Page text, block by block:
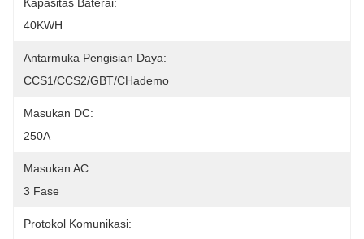
40KWH
Antarmuka Pengisian Daya:
CCS1/CCS2/GBT/CHademo
Masukan DC:
250A
Masukan AC:
3 Fase
Protokol Komunikasi: